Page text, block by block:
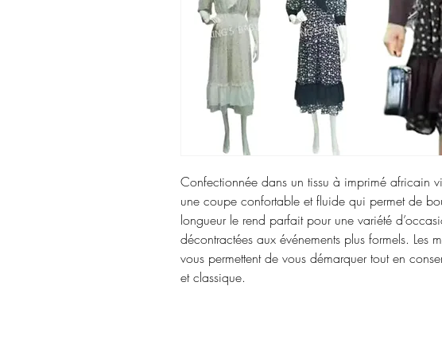
Confectionnée dans un tissu à imprimé africain
une coupe confortable et fluide qui permet de
longueur le rend parfait pour une variété
décontractées aux événements plus formels. Les
vous permettent de vous démarquer tout en
et classique.